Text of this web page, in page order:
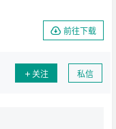
前往下载
关注 私信